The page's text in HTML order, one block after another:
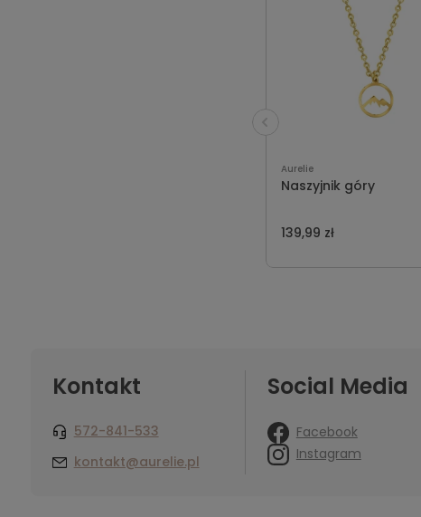
Aurelie
Naszyjnik góry
139,99 zł
Kontakt
572-841-533
kontakt@aurelie.pl
Social Media
Facebook
Instagram